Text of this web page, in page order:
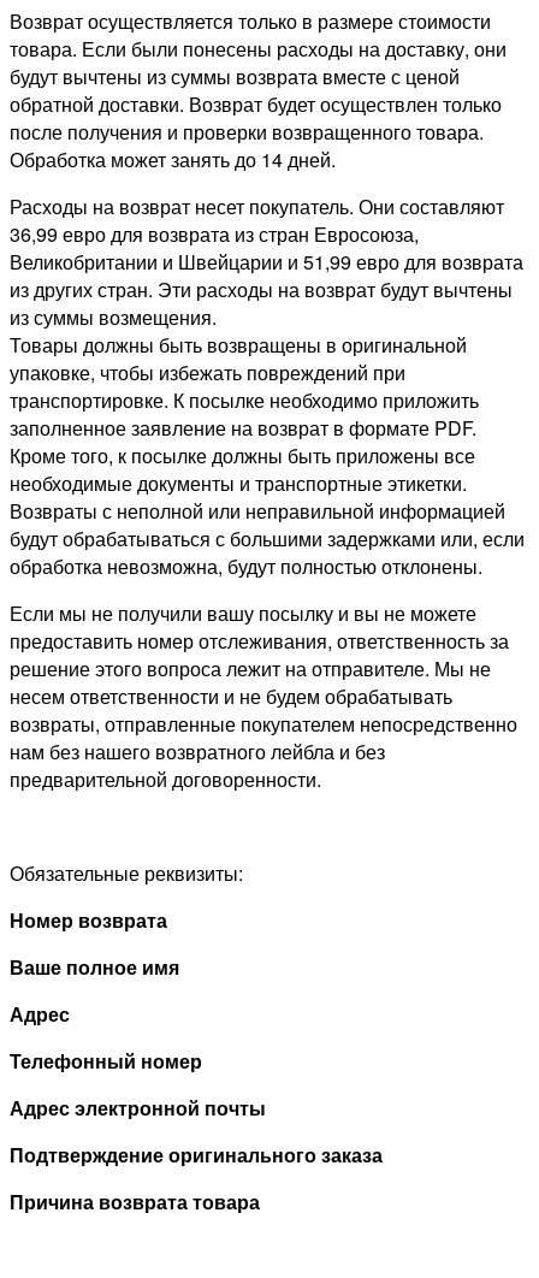
Возврат осуществляется только в размере стоимости
товара. Если были понесены расходы на доставку, они
будут вычтены из суммы возврата вместе с ценой
обратной доставки. Возврат будет осуществлен только
после получения и проверки возвращенного товара.
Обработка может занять до 14 дней.
Расходы на возврат несет покупатель. Они составляют
36,99 евро для возврата из стран Евросоюза,
Великобритании и Швейцарии и 51,99 евро для возврата
из других стран. Эти расходы на возврат будут вычтены
из суммы возмещения.
Товары должны быть возвращены в оригинальной
упаковке, чтобы избежать повреждений при
транспортировке. К посылке необходимо приложить
заполненное заявление на возврат в формате PDF.
Кроме того, к посылке должны быть приложены все
необходимые документы и транспортные этикетки.
Возвраты с неполной или неправильной информацией
будут обрабатываться с большими задержками или, если
обработка невозможна, будут полностью отклонены.
Если мы не получили вашу посылку и вы не можете
предоставить номер отслеживания, ответственность за
решение этого вопроса лежит на отправителе. Мы не
несем ответственности и не будем обрабатывать
возвраты, отправленные покупателем непосредственно
нам без нашего возвратного лейбла и без
предварительной договоренности.
Обязательные реквизиты:
Номер возврата
Ваше полное имя
Адрес
Телефонный номер
Адрес электронной почты
Подтверждение оригинального заказа
Причина возврата товара